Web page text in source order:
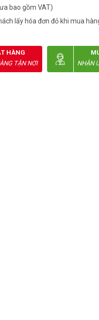
bao gồm VAT)
lấy hóa đơn đỏ khi mua
HÀNG
TẬN NƠI
NHẬN